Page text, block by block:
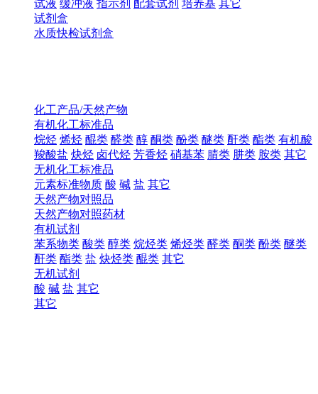
试液 缓冲液 指示剂 配套试剂 培养基 其它
试剂盒
水质快检试剂盒
化工产品/天然产物
有机化工标准品
烷烃 烯烃 醌类 醛类 醇 酮类 酚类 醚类 酐类 酯类 有机酸
羧酸盐 炔烃 卤代烃 芳香烃 硝基苯 腈类 肼类 胺类 其它
无机化工标准品
元素标准物质 酸 碱 盐 其它
天然产物对照品
天然产物对照药材
有机试剂
苯系物类 酸类 醇类 烷烃类 烯烃类 醛类 酮类 酚类 醚类
酐类 酯类 盐 炔烃类 醌类 其它
无机试剂
酸 碱 盐 其它
其它